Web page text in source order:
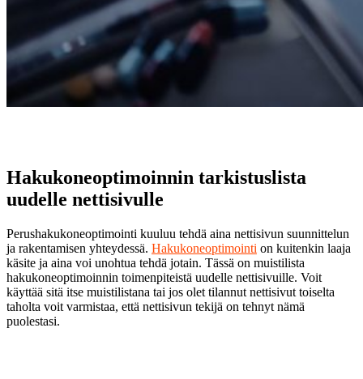
Hakukoneoptimoinnin tarkistuslista
uudelle nettisivulle
Perushakukoneoptimointi kuuluu tehdä aina nettisivun suunnittelun
ja rakentamisen yhteydessä. Hakukoneoptimointi on kuitenkin laaja
käsite ja aina voi unohtua tehdä jotain. Tässä on muistilista
hakukoneoptimoinnin toimenpiteistä uudelle nettisivuille. Voit
käyttää sitä itse muistilistana tai jos olet tilannut nettisivut toiselta
taholta voit varmistaa, että nettisivun tekijä on tehnyt nämä
puolestasi.